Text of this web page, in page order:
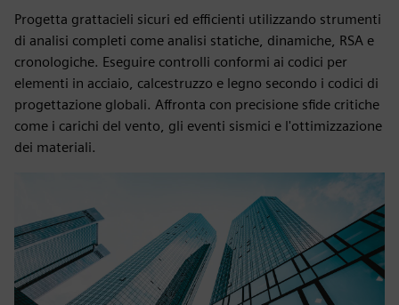
Progetta grattacieli sicuri ed efficienti utilizzando strumenti
di analisi completi come analisi statiche, dinamiche, RSA e
cronologiche. Eseguire controlli conformi ai codici per
elementi in acciaio, calcestruzzo e legno secondo i codici di
progettazione globali. Affronta con precisione sfide critiche
come i carichi del vento, gli eventi sismici e l'ottimizzazione
dei materiali.